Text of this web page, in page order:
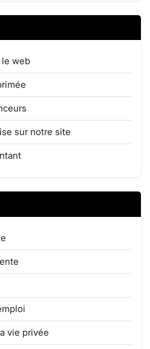
web
sur notre site
vie privée